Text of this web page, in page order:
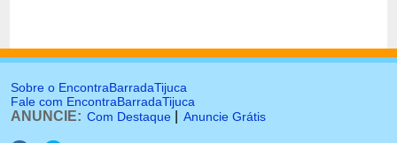
Sobre o EncontraBarradaTijuca
Fale com EncontraBarradaTijuca
ANUNCIE: Com Destaque Anuncie Grátis